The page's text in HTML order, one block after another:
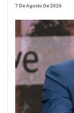
7 De Agosto De 2026